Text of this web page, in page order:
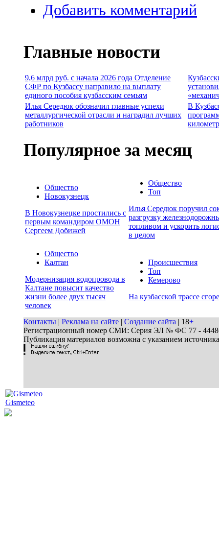
Добавить комментарий
Главные новости
9,6 млрд руб. с начала 2026 года Отделение
СФР по Кузбассу направило на выплату
единого пособия кузбасским семьям
Илья Середюк обозначил главные успехи
металлургической отрасли и наградил лучших
работников
В
Популярное за месяц
Общество
Новокузнецк
В Новокузнецке простились с
первым командиром ОМОН
Сергеем Добижей
Общество
Топ
Илья Середюк поручил
разгрузку
топливом и ускорить
в целом
Общество
Калтан
Модернизация водопровода в
Калтане повысит качество
жизни более двух тысяч
человек
Происшествия
Топ
Кемерово
На кузбасской трассе
Контакты | Реклама на сайте | Создание сайта | 18+
Регистрационный номер СМИ: Серия ЭЛ № ФС 77 - 44486
Публикация материалов возможна с указанием
Gismeteo